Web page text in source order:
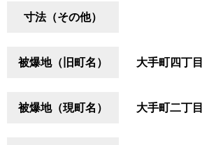
寸法（その他）
被爆地（旧町名） 大手町四丁目
被爆地（現町名） 大手町二丁目